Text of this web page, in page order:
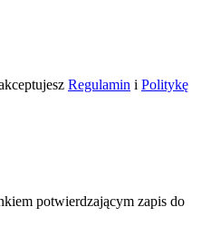
Regulamin i Politykę
potwierdzającym zapis do